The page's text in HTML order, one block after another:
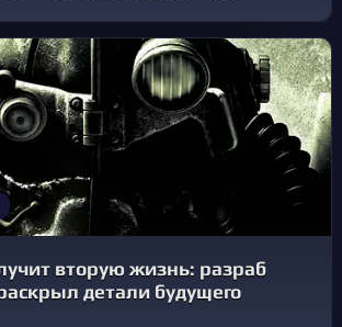
вторую жизнь: разраб
детали будущего